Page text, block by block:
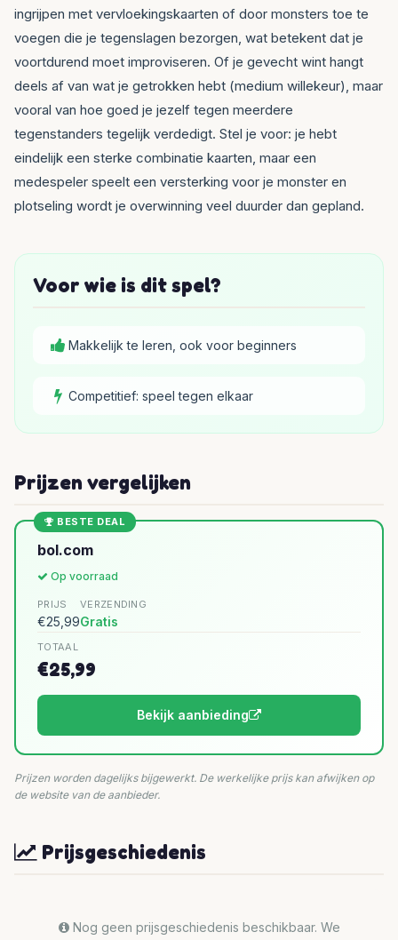
ingrijpen met vervloekingskaarten of door monsters toe te
voegen die je tegenslagen bezorgen, wat betekent dat je
voortdurend moet improviseren. Of je gevecht wint hangt
deels af van wat je getrokken hebt (medium willekeur), maar
vooral van hoe goed je jezelf tegen meerdere
tegenstanders tegelijk verdedigt. Stel je voor: je hebt
eindelijk een sterke combinatie kaarten, maar een
medespeler speelt een versterking voor je monster en
plotseling wordt je overwinning veel duurder dan gepland.
Voor wie is dit spel?
Makkelijk te leren, ook voor beginners
Competitief: speel tegen elkaar
Prijzen vergelijken
BESTE DEAL
bol.com
Op voorraad
PRIJS
€25,99
VERZENDING
Gratis
TOTAAL
€25,99
Bekijk aanbieding
Prijzen worden dagelijks bijgewerkt. De werkelijke prijs kan afwijken op
de website van de aanbieder.
Prijsgeschiedenis
Nog geen prijsgeschiedenis beschikbaar. We